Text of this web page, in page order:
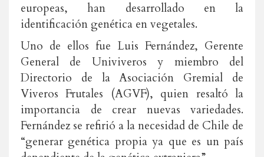
europeas, han desarrollado en la
identificación genética en vegetales.
Uno de ellos fue Luis Fernández, Gerente
General de Univiveros y miembro del
Directorio de la Asociación Gremial de
Viveros Frutales (AGVF), quien resaltó la
importancia de crear nuevas variedades.
Fernández se refirió a la necesidad de Chile de
“generar genética propia ya que es un país